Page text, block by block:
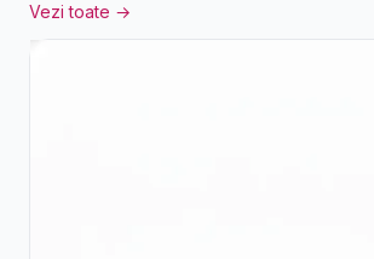
Vezi toate →